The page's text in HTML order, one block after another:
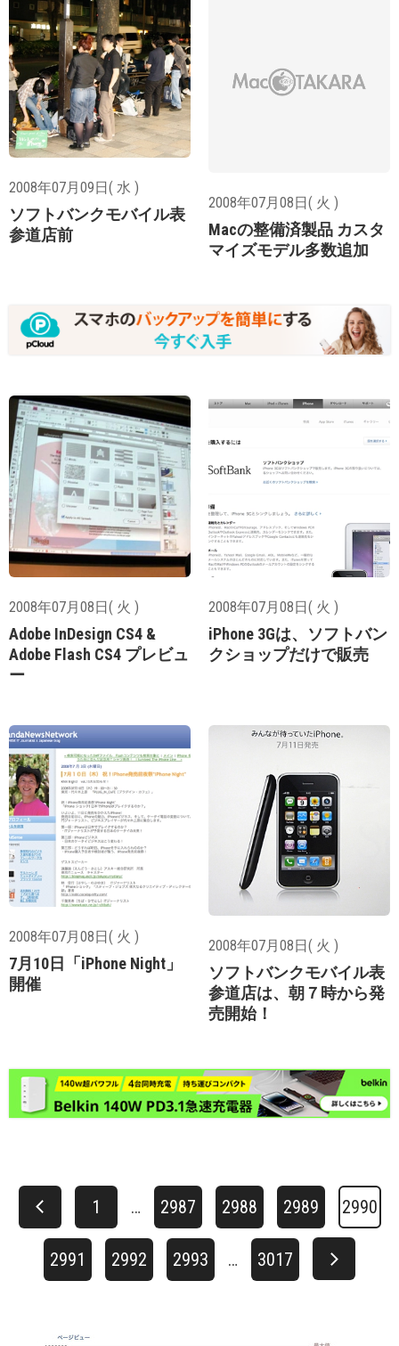
2008年07月09日( 水 )
ソフトバンクモバイル表
参道店前
2008年07月08日( 火 )
Macの整備済製品 カスタ
マイズモデル多数追加
2008年07月08日( 火 )
Adobe InDesign CS4 &
Adobe Flash CS4 プレビュ
ー
2008年07月08日( 火 )
iPhone 3Gは、ソフトバン
クショップだけで販売
2008年07月08日( 火 )
7月10日「iPhone Night」
開催
2008年07月08日( 火 )
ソフトバンクモバイル表
参道店は、朝７時から発
売開始！
1 … 2987 2988 2989 2990
2991 2992 2993 … 3017